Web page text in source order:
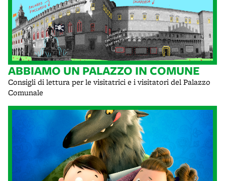
ABBIAMO UN PALAZZO IN COMUNE
Consigli di lettura per le visitatrici e i visitatori del Palazzo
Comunale